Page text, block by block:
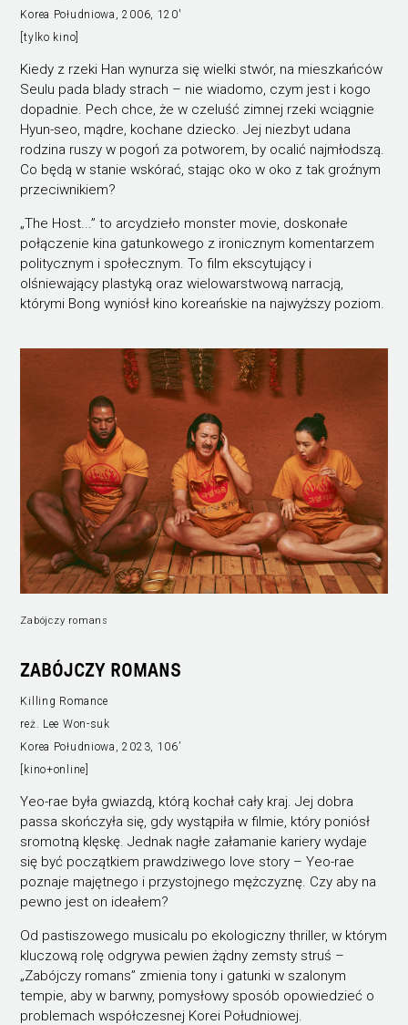
Korea Południowa, 2006, 120'
[tylko kino]
Kiedy z rzeki Han wynurza się wielki stwór, na mieszkańców
Seulu pada blady strach – nie wiadomo, czym jest i kogo
dopadnie. Pech chce, że w czeluść zimnej rzeki wciągnie
Hyun-seo, mądre, kochane dziecko. Jej niezbyt udana
rodzina ruszy w pogoń za potworem, by ocalić najmłodszą.
Co będą w stanie wskórać, stając oko w oko z tak groźnym
przeciwnikiem?
„The Host...” to arcydzieło monster movie, doskonałe
połączenie kina gatunkowego z ironicznym komentarzem
politycznym i społecznym. To film ekscytujący i
olśniewający plastyką oraz wielowarstwową narracją,
którymi Bong wyniósł kino koreańskie na najwyższy poziom.
Zabójczy romans
ZABÓJCZY ROMANS
Killing Romance
reż. Lee Won-suk
Korea Południowa, 2023, 106’
[kino+online]
Yeo-rae była gwiazdą, którą kochał cały kraj. Jej dobra
passa skończyła się, gdy wystąpiła w filmie, który poniósł
sromotną klęskę. Jednak nagłe załamanie kariery wydaje
się być początkiem prawdziwego love story – Yeo-rae
poznaje majętnego i przystojnego mężczyznę. Czy aby na
pewno jest on ideałem?
Od pastiszowego musicalu po ekologiczny thriller, w którym
kluczową rolę odgrywa pewien żądny zemsty struś –
„Zabójczy romans” zmienia tony i gatunki w szalonym
tempie, aby w barwny, pomysłowy sposób opowiedzieć o
problemach współczesnej Korei Południowej.